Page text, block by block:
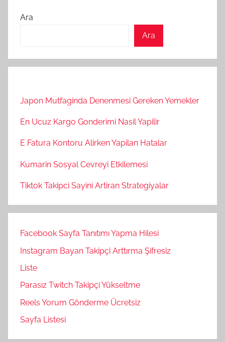
Ara
Ara
Japon Mutfaginda Denenmesi Gereken Yemekler
En Ucuz Kargo Gonderimi Nasil Yapilir
E Fatura Kontoru Alirken Yapilan Hatalar
Kumarin Sosyal Cevreyi Etkilemesi
Tiktok Takipci Sayini Artiran Strategiyalar
Facebook Sayfa Tanıtımı Yapma Hilesi
Instagram Bayan Takipçi Arttırma Şifresiz
Liste
Parasız Twitch Takipçi Yükseltme
Reels Yorum Gönderme Ücretsiz
Sayfa Listesi